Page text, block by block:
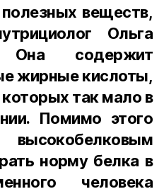
веществ,
Ольга
содержит
жирные кислоты,
так мало в
Помимо этого
норму белка в
человека